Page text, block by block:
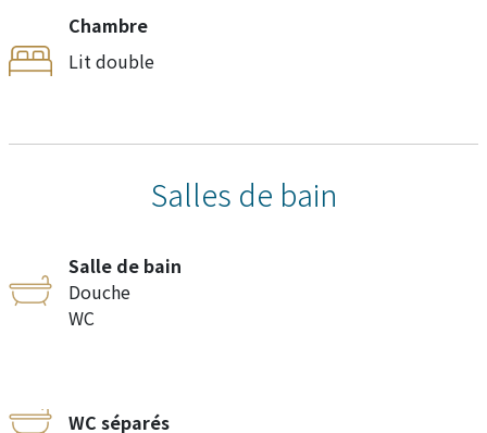
Chambre
Lit double
Salles de bain
Salle de bain
Douche
WC
WC séparés